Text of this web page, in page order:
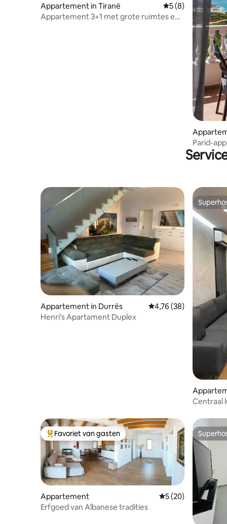
Appartement in Tiranë Gemiddelde
5 (8)
Appartement 3+1 met grote ruimtes en
Parid-
Appartement in Durrës Gemiddelde
4,76 (38)
Henri's Apartament Duplex
Centraal
Topfavoriet van gasten
Favoriet van gasten
Appartement Gemiddelde
5 (20)
Erfgoed van Albanese tradities